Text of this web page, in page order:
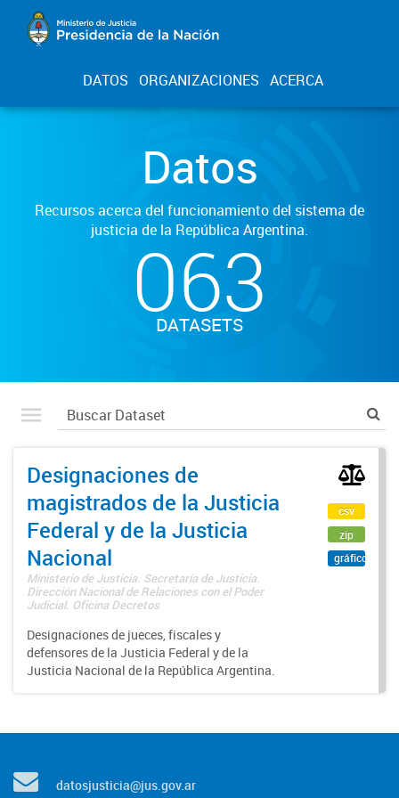
DATOS ORGANIZACIONES ACERCA
Datos
Recursos acerca del funcionamiento del sistema de
justicia de la República Argentina.
063
DATASETS
Designaciones de
magistrados de la Justicia
Federal y de la Justicia
Nacional
Ministerio de Justicia. Secretaría de Justicia.
Dirección Nacional de Relaciones con el Poder
Judicial. Oficina Decretos
Designaciones de jueces, fiscales y
defensores de la Justicia Federal y de la
Justicia Nacional de la República Argentina.
csv
zip
gráfico
datosjusticia@jus.gov.ar